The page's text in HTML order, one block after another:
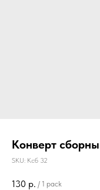
Конверт
SKU: Ксб 32
130 р. / 1 pack